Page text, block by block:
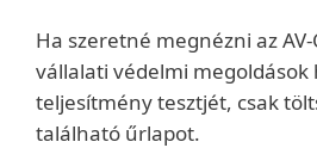
Ha szeretné megnézni az
vállalati védelmi megoldások
teljesítmény tesztjét, csak
található űrlapot.